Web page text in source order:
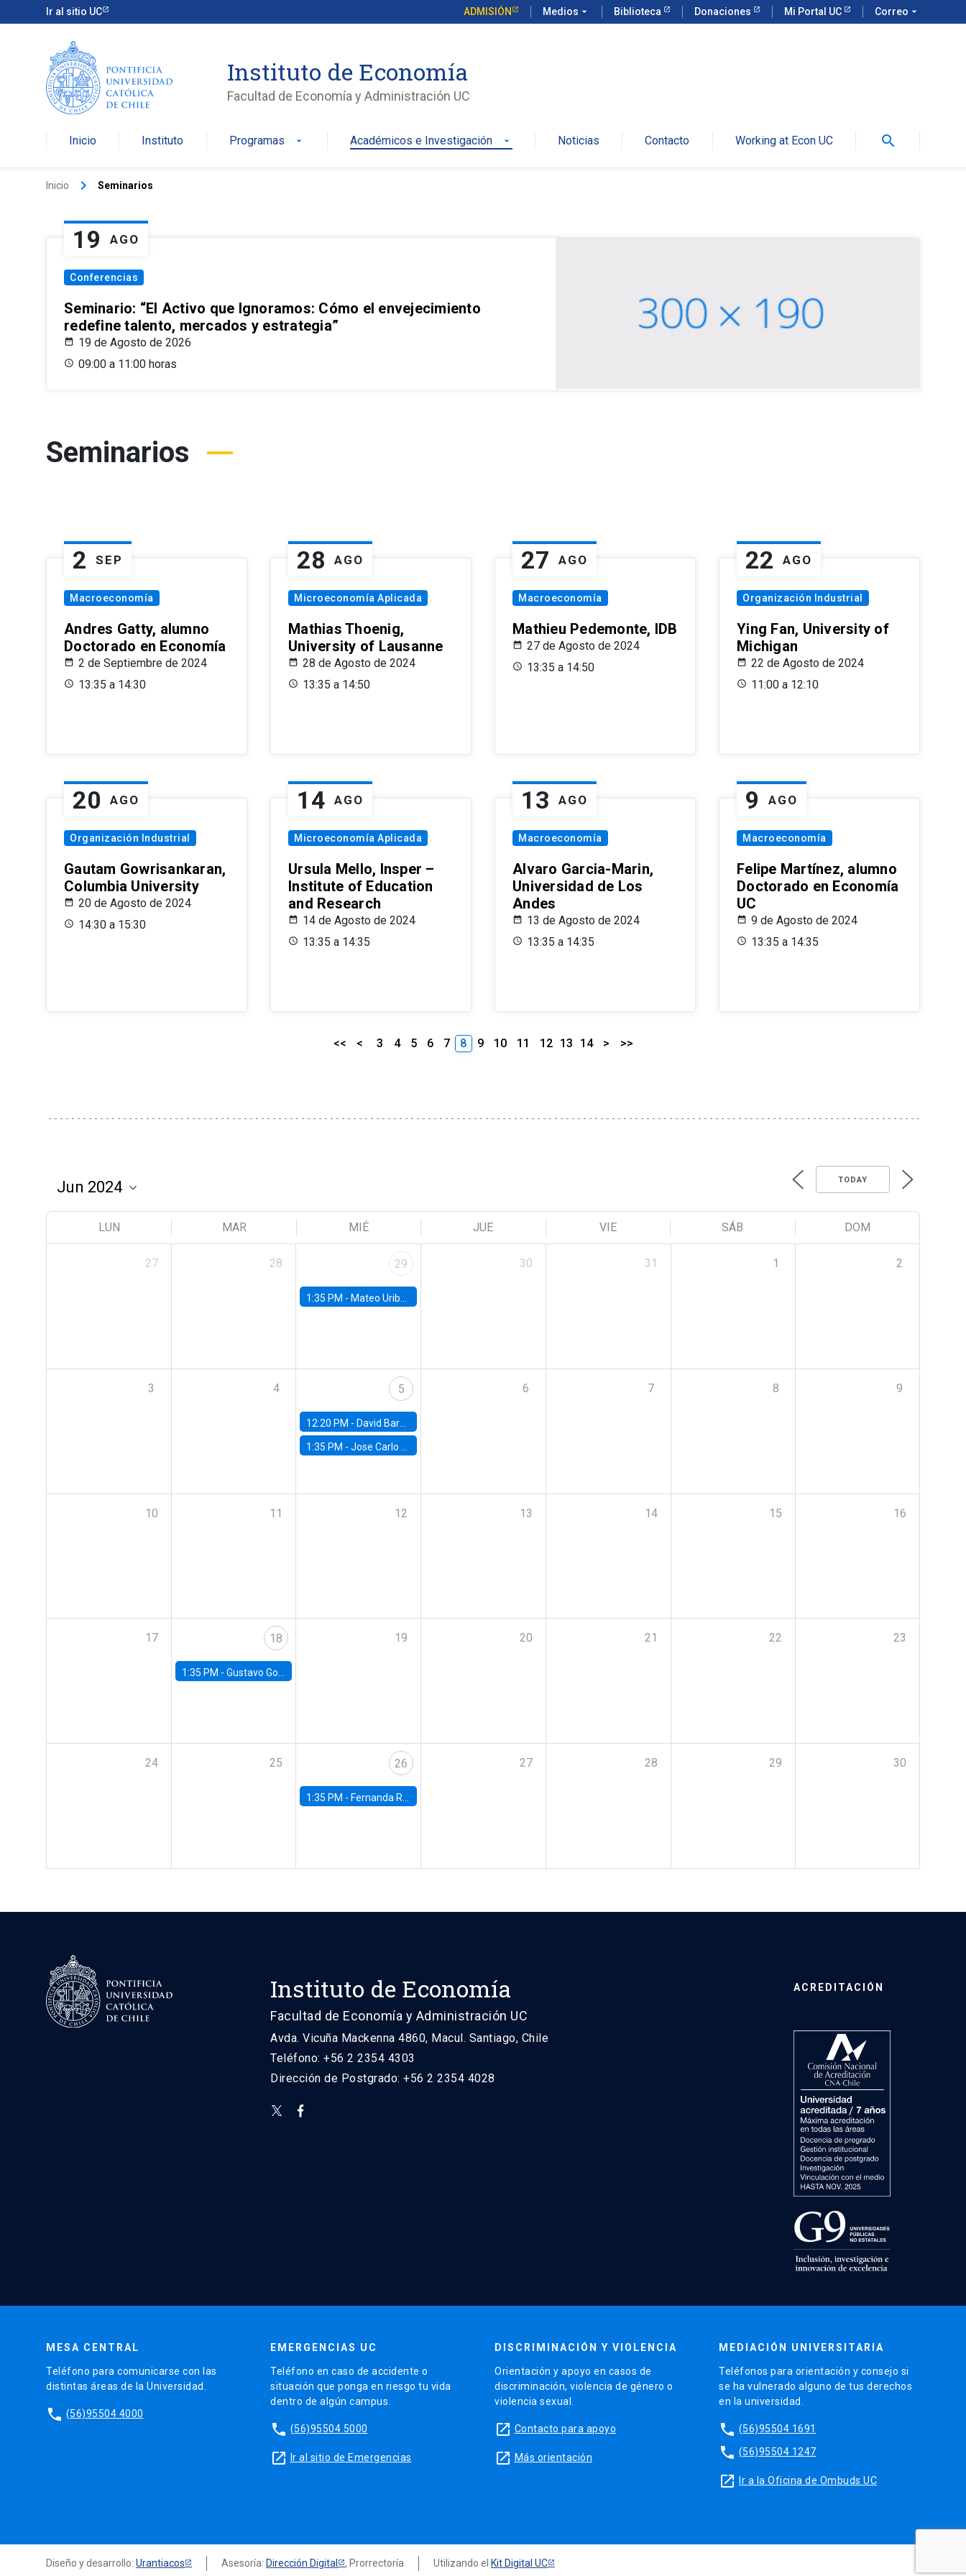
Ir al sitio UC ADMISIÓN Medios arrow_drop_down Biblioteca Donaciones Mi Portal UC Correo arrow_drop_down
Instituto de Economía
Facultad de Economía y Administración UC
Inicio Instituto Programas arrow_drop_down Académicos e Investigación arrow_drop_down Noticias Contacto Working at Econ UC search
Inicio keyboard_arrow_right Seminarios
19 AGO
Conferencias
Seminario: “El Activo que Ignoramos: Cómo el envejecimiento
redefine talento, mercados y estrategia”
19 de Agosto de 2026
09:00 a 11:00 horas
Seminarios
2 SEP
Macroeconomía
Andres Gatty, alumno
Doctorado en Economía
2 de Septiembre de 2024
13:35 a 14:30
28 AGO
Microeconomía Aplicada
Mathias Thoenig,
University of Lausanne
28 de Agosto de 2024
13:35 a 14:50
27 AGO
Macroeconomía
Mathieu Pedemonte, IDB
27 de Agosto de 2024
13:35 a 14:50
22 AGO
Organización Industrial
Ying Fan, University of
Michigan
22 de Agosto de 2024
11:00 a 12:10
20 AGO
Organización Industrial
Gautam Gowrisankaran,
Columbia University
20 de Agosto de 2024
14:30 a 15:30
14 AGO
Microeconomía Aplicada
Ursula Mello, Insper –
Institute of Education
and Research
14 de Agosto de 2024
13:35 a 14:35
13 AGO
Macroeconomía
Alvaro Garcia-Marin,
Universidad de Los
Andes
13 de Agosto de 2024
13:35 a 14:35
9 AGO
Macroeconomía
Felipe Martínez, alumno
Doctorado en Economía
UC
9 de Agosto de 2024
13:35 a 14:35
<< < 3 4 5 6 7 8 9 10 11 12 13 14 > >>
TODAY
LUN MAR MIÉ JUE VIE SÁB DOM
27 28 29
1:35 PM - Mateo Uribe-Castro, Universidad de los Andes (Colombia)
30 31 1 2
3 4 5
12:20 PM - David Bardey, Universidad de los Andes - CEDE
1:35 PM -Jose Carlo Bermudez, UC (ME) & World Bank
6 7 8 9
10 11 12 13 14 15 16
17 18
1:35 PM - Gustavo González, Banco Central de Chile
19 20 21 22 23
24 25 26
1:35 PM - Fernanda Rojas Ampuero, University of Wisconsin-Madison
27 28 29 30
Instituto de Economía
Facultad de Economía y Administración UC
Avda. Vicuña Mackenna 4860, Macul. Santiago, Chile
Teléfono: +56 2 2354 4303
Dirección de Postgrado: +56 2 2354 4028
ACREDITACIÓN
MESA CENTRAL
Teléfono para comunicarse con las
distintas áreas de la Universidad.
phone (56)95504 4000
EMERGENCIAS UC
Teléfono en caso de accidente o
situación que ponga en riesgo tu vida
dentro de algún campus.
phone (56)95504 5000
launch Ir al sitio de Emergencias
DISCRIMINACIÓN Y VIOLENCIA
Orientación y apoyo en casos de
discriminación, violencia de género o
violencia sexual.
launch Contacto para apoyo
launch Más orientación
MEDIACIÓN UNIVERSITARIA
Teléfonos para orientación y consejo si
se ha vulnerado alguno de tus derechos
en la universidad.
phone (56)95504 1691
phone (56)95504 1247
launch Ir a la Oficina de Ombuds UC
Diseño y desarrollo: Urantiacos Asesoría: Dirección Digital , Prorrectoría Utilizando el Kit Digital UC